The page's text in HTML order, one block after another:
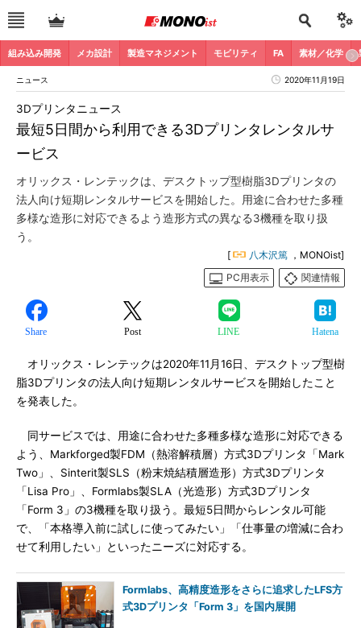
組み込み開発 メカ設計 製造マネジメント モビリティ FA 素材／化学
ニュース 2020年11月19日
最短5日間から利用できる3Dプリンタレンタルサ
ービス
3Dプリンタニュース
オリックス・レンテックは、デスクトップ型樹脂3Dプリンタの
法人向け短期レンタルサービスを開始した。用途に合わせた多種
多様な造形に対応できるよう造形方式の異なる3機種を取り扱
う。
[ 八木沢篤 ，MONOist]
PC用表示
関連情報
Share Post LINE Hatena
オリックス・レンテックは2020年11月16日、デスクトップ型樹
脂3Dプリンタの法人向け短期レンタルサービスを開始したこと
を発表した。
同サービスでは、用途に合わせた多種多様な造形に対応できる
よう、Markforged製FDM（熱溶解積層）方式3Dプリンタ「Mark
Two」、Sinterit製SLS（粉末焼結積層造形）方式3Dプリンタ
「Lisa Pro」、Formlabs製SLA（光造形）方式3Dプリンタ
「Form 3」の3機種を取り扱う。最短5日間からレンタル可能
で、「本格導入前に試しに使ってみたい」「仕事量の増減に合わ
せて利用したい」といったニーズに対応する。
Formlabs、高精度造形をさらに追求したLFS方
式3Dプリンタ「Form 3」を国内展開